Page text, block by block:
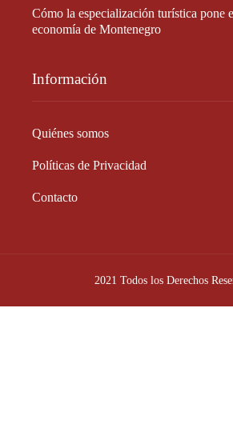
Cómo la especialización turística pone
economía de Montenegro
Información
Quiénes somos
Políticas de Privacidad
Contacto
2021 Todos los Derechos